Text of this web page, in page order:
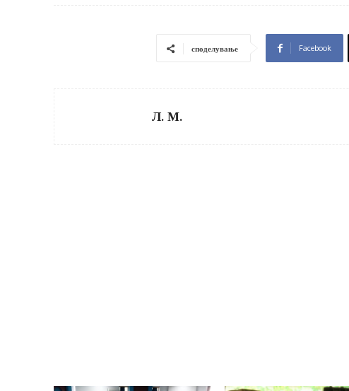
споделување Facebook
Л. М.